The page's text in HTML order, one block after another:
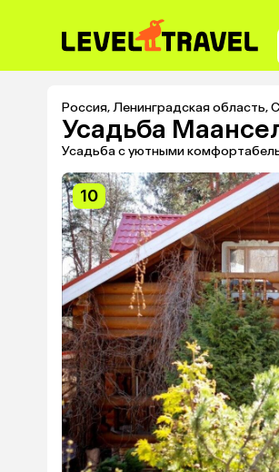
Россия,Ленинградская область,
Усадьба
Усадьба с уютными
10